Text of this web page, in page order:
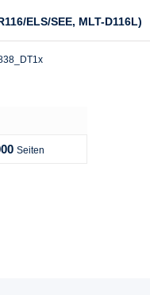
ELS/SEE, MLT-D116L)
Seiten